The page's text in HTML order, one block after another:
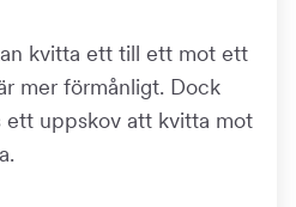
kvitta ett till ett mot ett
mer förmånligt. Dock
ett uppskov att kvitta mot